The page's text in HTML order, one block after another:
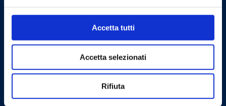
Accetta tutti
Accetta selezionati
Rifiuta
Cookie Policy Privacy Policy
Kontakt